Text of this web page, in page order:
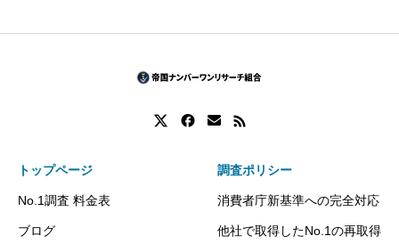
トップページ
No.1調査 料金表
ブログ
調査ポリシー
消費者庁新基準への完全対応
他社で取得したNo.1の再取得